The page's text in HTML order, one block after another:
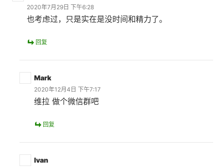
2020年7月29日 下午6:28
也考虑过，只是实在是没时间和精力了。
回复
Mark
2020年12月4日 下午7:17
维拉 做个微信群吧
回复
Ivan